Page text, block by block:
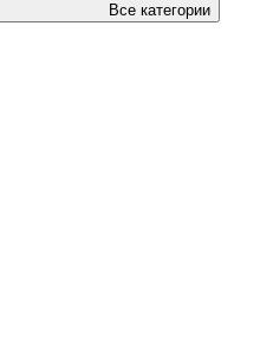
Все категории